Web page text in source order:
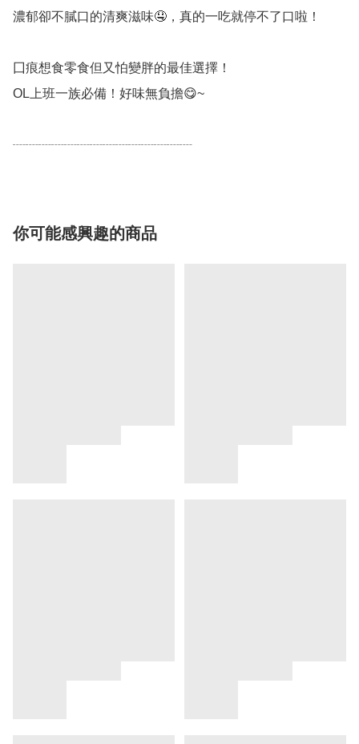
濃郁卻不膩口的清爽滋味🤤，真的一吃就停不了口啦！
囗痕想食零食但又怕變胖的最佳選擇！
OL上班一族必備！好味無負擔😋~
┈┈┈┈┈┈┈┈┈┈┈┈┈┈
你可能感興趣的商品